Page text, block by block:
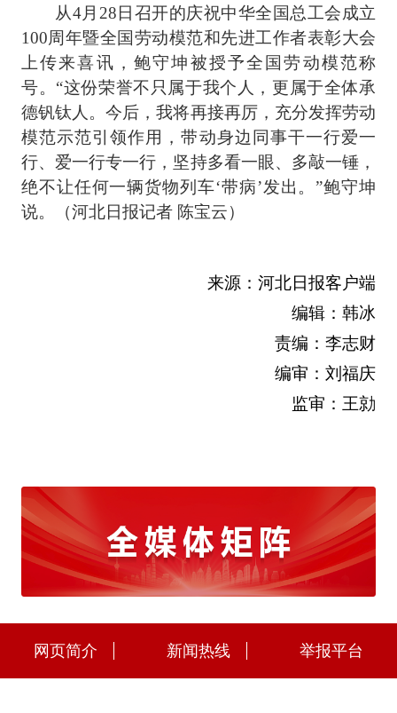
从4月28日召开的庆祝中华全国总工会成立
100周年暨全国劳动模范和先进工作者表彰大会
上传来喜讯，鲍守坤被授予全国劳动模范称
号。“这份荣誉不只属于我个人，更属于全体承
德钒钛人。今后，我将再接再厉，充分发挥劳动
模范示范引领作用，带动身边同事干一行爱一
行、爱一行专一行，坚持多看一眼、多敲一锤，
绝不让任何一辆货物列车‘带病’发出。”鲍守坤
说。（河北日报记者 陈宝云）
来源：河北日报客户端
编辑：韩冰
责编：李志财
编审：刘福庆
监审：王勍
网页简介 新闻热线 举报平台